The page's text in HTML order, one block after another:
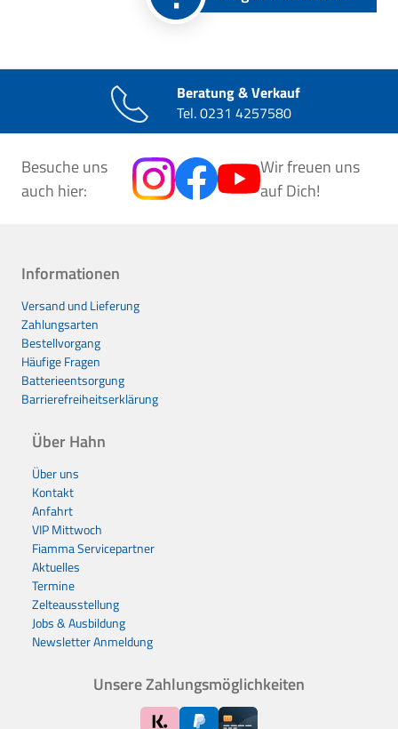
Beratung & Verkauf
Tel.0231 4257580
Besuche uns
auch hier:
Wir freuen uns
auf Dich!
Informationen
Versand und Lieferung
Zahlungsarten
Bestellvorgang
Häufige Fragen
Batterieentsorgung
Barrierefreiheitserklärung
Über Hahn
Über uns
Kontakt
Anfahrt
VIP Mittwoch
Fiamma Servicepartner
Aktuelles
Termine
Zelteausstellung
Jobs & Ausbildung
Newsletter Anmeldung
Unsere Zahlungsmöglichkeiten